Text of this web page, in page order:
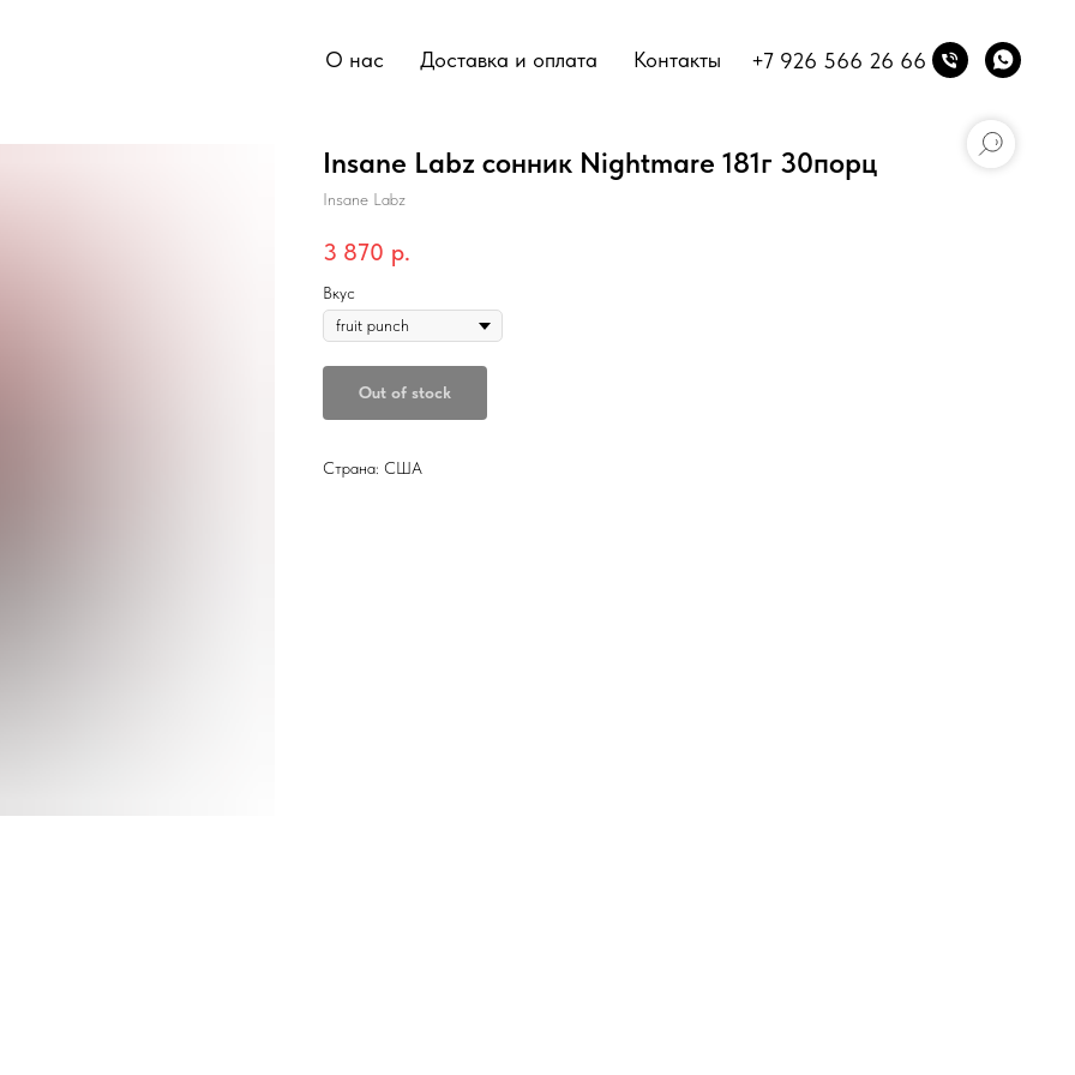
О нас Доставка и оплата Контакты +7 926 566 26 66
Insane Labz сонник Nightmare 181г 30порц
Insane Labz
3 870 р.
Вкус
Out of stock
Страна: США